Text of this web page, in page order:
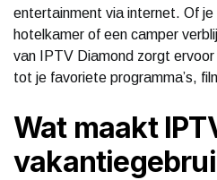
entertainment via internet. Of je
hotelkamer of een camper
van IPTV Diamond zorgt
tot je favoriete programma’s,
Wat maakt